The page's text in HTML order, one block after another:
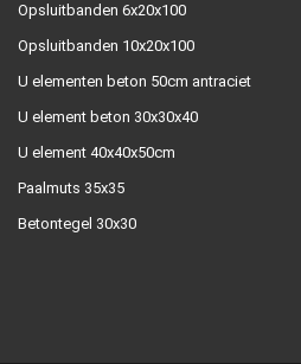
Opsluitbanden 6x20x100
Opsluitbanden 10x20x100
U elementen beton 50cm antraciet
U element beton 30x30x40
U element 40x40x50cm
Paalmuts 35x35
Betontegel 30x30